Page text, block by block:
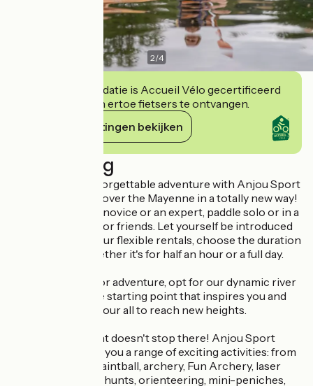
2/4
Deze accommodatie is Accueil Vélo gecertificeerd
en verbindt zich ertoe fietsers te ontvangen.
Haar verplichtingen bekijken
Beschrijving
Embark on an unforgettable adventure with Anjou Sport
Nature and rediscover the Mayenne in a totally new way!
Whether you're a novice or an expert, paddle solo or in a
group, with family or friends. Let yourself be introduced
to kayaking with our flexible rentals, choose the duration
that suits you, whether it's for half an hour or a full day.
If you're looking for adventure, opt for our dynamic river
walks. Choose the starting point that inspires you and
get ready to give your all to reach new heights.
But the excitement doesn't stop there! Anjou Sport
Nature also offers you a range of exciting activities: from
acrobranche to paintball, archery, Fun Archery, laser
biathlon, treasure hunts, orienteering, mini-peniches,